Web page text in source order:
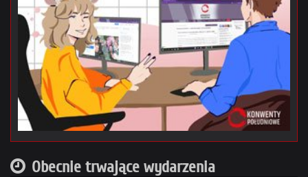
Obecnie trwające wydarzenia